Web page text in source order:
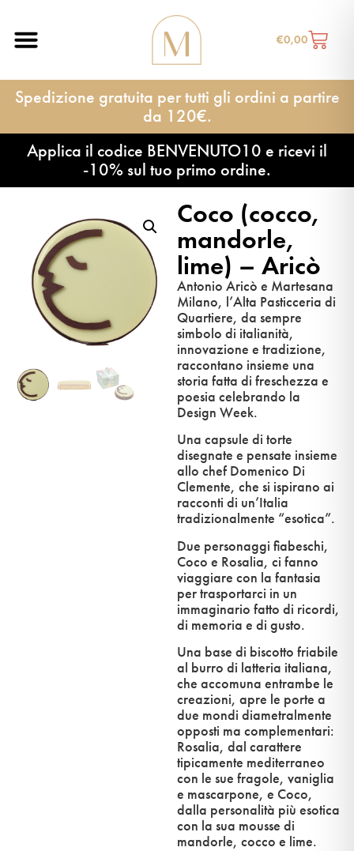
€0,00
Spedizione gratuita per tutti gli ordini a partire
da 120€.
Applica il codice BENVENUTO10 e ricevi il
-10% sul tuo primo ordine.
Coco (cocco,
mandorle,
lime) – Aricò
Antonio Aricò e Martesana
Milano, l’Alta Pasticceria di
Quartiere, da sempre
simbolo di italianità,
innovazione e tradizione,
raccontano insieme una
storia fatta di freschezza e
poesia celebrando la
Design Week.
Una capsule di torte
disegnate e pensate insieme
allo chef Domenico Di
Clemente, che si ispirano ai
racconti di un’Italia
tradizionalmente “esotica”.
Due personaggi fiabeschi,
Coco e Rosalia, ci fanno
viaggiare con la fantasia
per trasportarci in un
immaginario fatto di ricordi,
di memoria e di gusto.
Una base di biscotto friabile
al burro di latteria italiana,
che accomuna entrambe le
creazioni, apre le porte a
due mondi diametralmente
opposti ma complementari:
Rosalia, dal carattere
tipicamente mediterraneo
con le sue fragole, vaniglia
e mascarpone, e Coco,
dalla personalità più esotica
con la sua mousse di
mandorle, cocco e lime.